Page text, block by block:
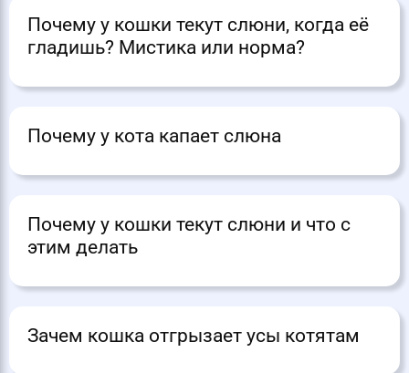
Почему у кошки текут слюни, когда её
гладишь? Мистика или норма?
Почему у кота капает слюна
Почему у кошки текут слюни и что с
этим делать
Зачем кошка отгрызает усы котятам